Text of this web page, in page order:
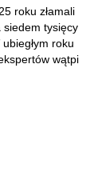
roku złamali
siedem tysięcy
roku
wątpi